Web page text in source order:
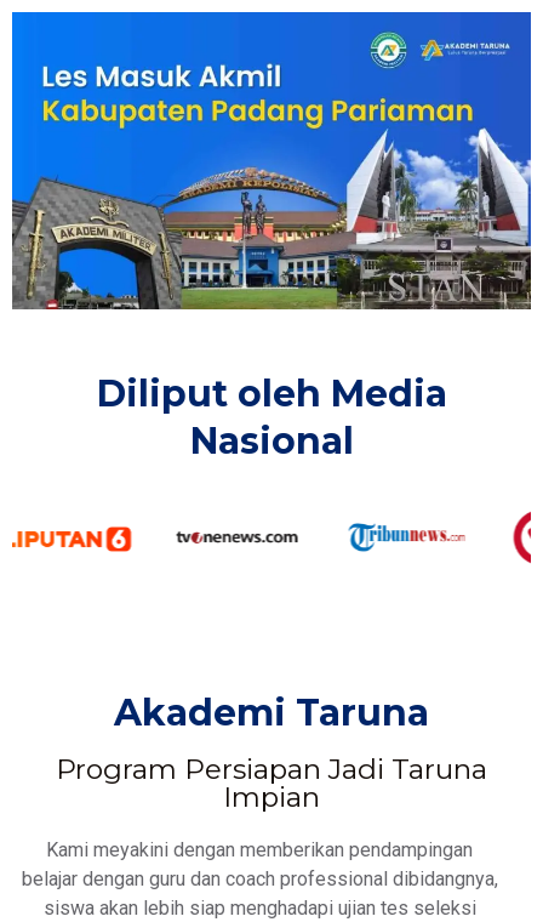
Diliput oleh Media
Nasional​
Akademi Taruna
Program Persiapan Jadi Taruna
Impian
Kami meyakini dengan memberikan pendampingan
belajar dengan guru dan coach professional dibidangnya,
siswa akan lebih siap menghadapi ujian tes seleksi